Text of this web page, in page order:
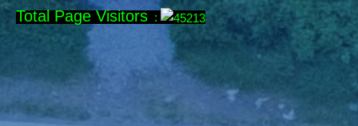
Total Page Visitors :